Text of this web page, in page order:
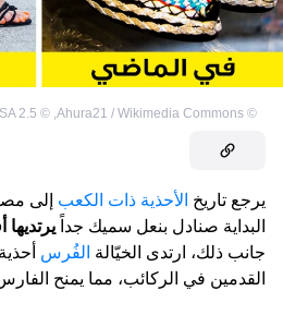
©
Ahura21 / Wikimedia Commons
©
2.5
يرجع تاريخ الأحذية ذات الكعب إلى
البداية صنادل بنعل سميك جداً يرتديها
جانب ذلك، ارتدى الخيّالة الفُرس
القدمين في الركائب، مما يمنح